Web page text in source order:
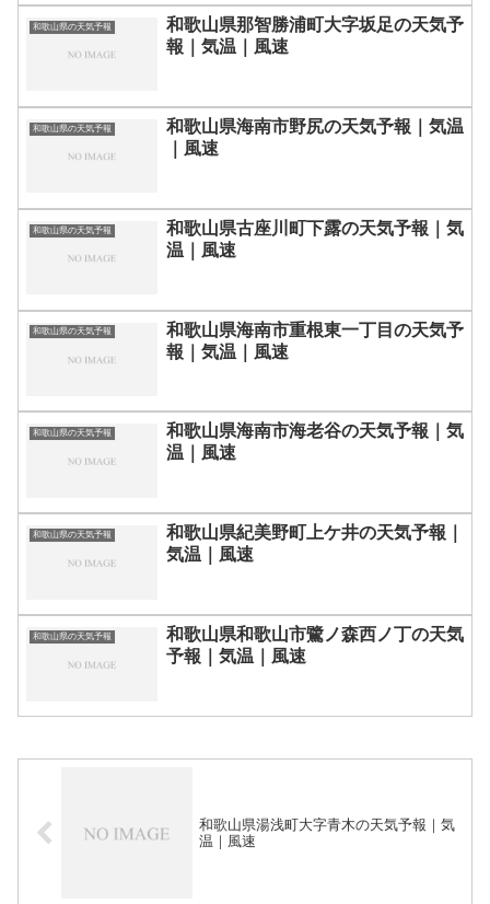
和歌山県の天気予報
和歌山県那智勝浦町大字坂足の天気予
報｜気温｜風速
和歌山県の天気予報
和歌山県海南市野尻の天気予報｜気温
｜風速
和歌山県の天気予報
和歌山県古座川町下露の天気予報｜気
温｜風速
和歌山県の天気予報
和歌山県海南市重根東一丁目の天気予
報｜気温｜風速
和歌山県の天気予報
和歌山県海南市海老谷の天気予報｜気
温｜風速
和歌山県の天気予報
和歌山県紀美野町上ケ井の天気予報｜
気温｜風速
和歌山県の天気予報
和歌山県和歌山市鷺ノ森西ノ丁の天気
予報｜気温｜風速
和歌山県湯浅町大字青木の天気予報｜気
温｜風速